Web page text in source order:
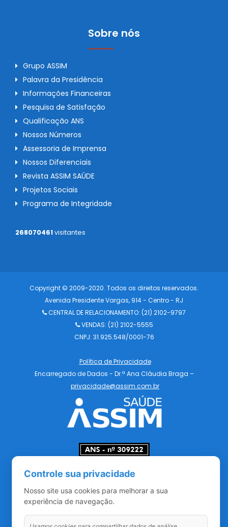
Sobre nós
Grupo ASSIM
Palavra da Presidência
Informações Financeiras
Pesquisa de Satisfação
Qualificação ANS
Nossos Números
Assessoria de Imprensa
Nossos Diferenciais
Revista ASSIM SAÚDE
Projetos Sociais
Programa de Integridade
268070461visitantes
Copyright © 2009-2020. Todos os direitos reservados.
Avenida Presidente Vargas, 914 - Centro - RJ
CENTRAL DE RELACIONAMENTO: (21) 2102-9797
VENDAS: (21) 2102-5555
CNPJ: 31.925.548/0001-76
Política de Privacidade
Encarregado de Dados - Dr.ª Ana Cláudia Braga –
privacidade@assim.com.br
Redes Sociais
Controle sua privacidade
Nosso site usa cookies para melhorar a sua
experiência de navegação.